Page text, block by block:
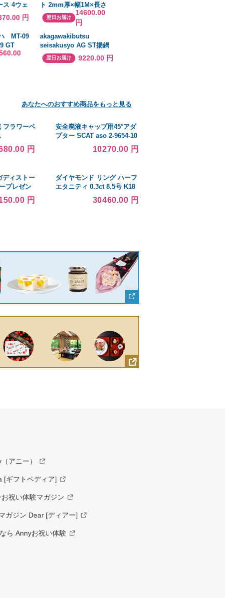
ス 4ウェ
ート 円
ト 2mm厚×幅1M×長さ
4.3M EPT ゴムマット
翌日お届け
14600.00
円
MT-09
GT
プラッ
ミッ
akagawakibutsu
seisakusyo AG ST揚鍋
45cm 1個
翌日お届け 9220.00 円
あなたへのおすすめ商品をもっと見る
フラワーベ
円
安全廃液キャップ用45°アダ
プター SCAT aso 2-9654-10
医療・研究用機器
10270.00 円
ディストー
プレゼン
円
ダイヤモンド リング ハーフ
エタニティ 0.3ct 8.5号 K18
ピンクゴールド ハーフエタ
ニティリング 指輪
30460.00 円
アニー）
[ギフトペディア]
祝い体験マガジン
ガジン Dear [ディアー]
ら Annyお祝い体験